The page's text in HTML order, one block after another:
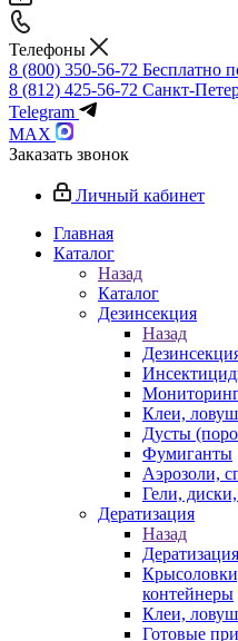
Телефоны
8 (800) 350-56-72 Бесплатно
8 (812) 425-56-72 Санкт-
Telegram
MAX
Заказать звонок
Личный кабинет
Главная
Каталог
Назад
Каталог
Дезинсекция
Назад
Клеи,
Дусты
Фумиганты
Аэрозоли,
Гели,
Дератизация
Назад
Дератизация
контейнеры
Клеи,
Готовые